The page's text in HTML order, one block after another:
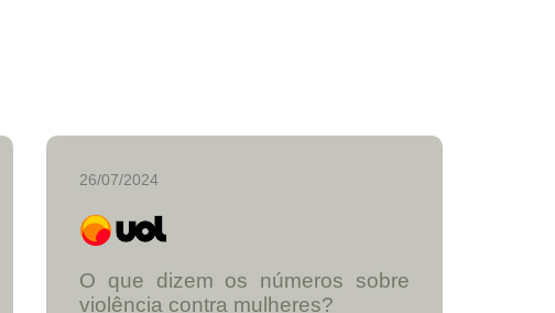
26/07/2024
O que dizem os números sobre
violência contra mulheres?